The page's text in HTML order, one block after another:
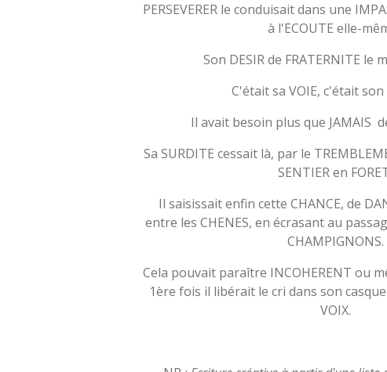
PERSEVERER le conduisait dans une
à l'ECOUTE elle-
Son DESIR de FRATERNITE le
C'était sa VOIE, c'était son
Il avait besoin plus que JAMAIS
Sa SURDITE cessait là, par le
SENTIER en
Il saisissait enfin cette CHANCE, de
entre les CHENES, en écrasant au
CHAMPIGNONS.
Cela pouvait paraître INCOHERENT ou
1ère fois il libérait le cri dans son
VOIX.